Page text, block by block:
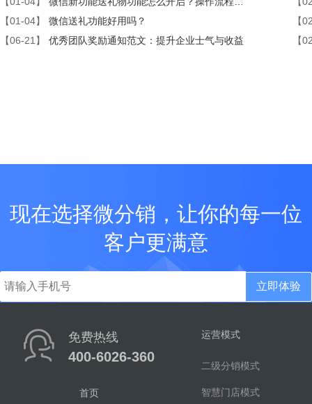
【01-04】
微信送礼功能好用吗？
【06-21】
优秀团队奖励通知范文：提升企业士气与收益
【
【
现在选择微分销，让你的每一位
客户更满意
立即体验
免费热线
400-6026-360
首页
运营模式
二级分销模式
智慧门店模式